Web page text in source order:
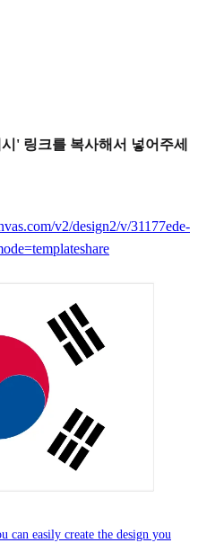
' 링크를 복사해서 넣어주세
v2/design2/v/31177ede-
can easily create the design you